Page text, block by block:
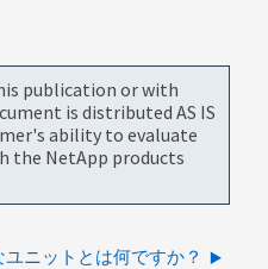
publication or with
is distributed AS IS
ability to evaluate
the NetApp products
ニットとは何ですか？